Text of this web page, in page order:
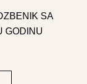
SA
GODINU